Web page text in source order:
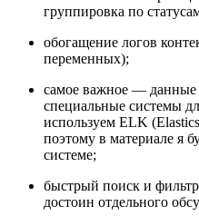
группировка по
обогащение логов
переменных);
самое важное —
специальные системы
используем ELK
поэтому в материале я
системе;
быстрый поиск и
достоин отдельного